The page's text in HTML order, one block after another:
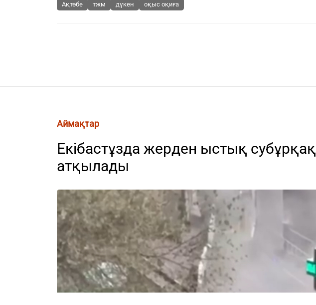
Ақтөбе тжм дүкен оқыс оқиға
Аймақтар
Екібастұзда жерден ыстық субұрқақ
атқылады